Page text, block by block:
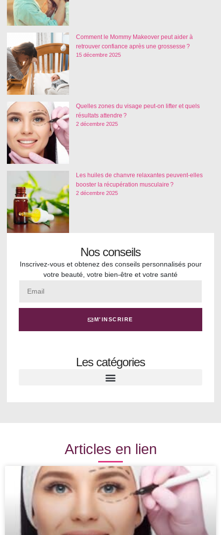
Comment le Mommy Makeover peut aider à
retrouver confiance après une grossesse ?
15 décembre 2025
Quelles zones du visage peut-on lifter et quels
résultats attendre ?
2 décembre 2025
Les huiles de chanvre relaxantes peuvent-elles
booster la récupération musculaire ?
2 décembre 2025
Nos conseils
Inscrivez-vous et obtenez des conseils personnalisés pour
votre beauté, votre bien-être et votre santé
M'INSCRIRE
Les catégories
Articles en lien